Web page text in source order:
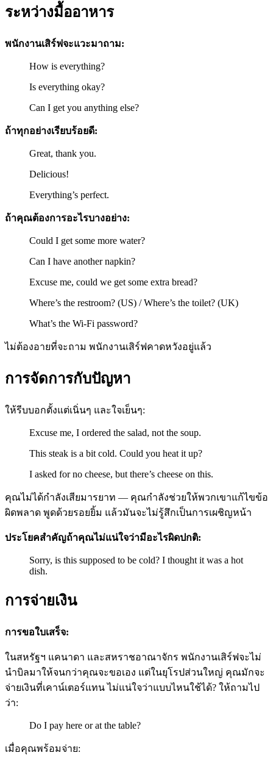
ระหว่างมื้ออาหาร
พนักงานเสิร์ฟจะแวะมาถาม:
How is everything?
Is everything okay?
Can I get you anything else?
ถ้าทุกอย่างเรียบร้อยดี:
Great, thank you.
Delicious!
Everything’s perfect.
ถ้าคุณต้องการอะไรบางอย่าง:
Could I get some more water?
Can I have another napkin?
Excuse me, could we get some extra bread?
Where’s the restroom? (US) / Where’s the toilet? (UK)
What’s the Wi-Fi password?
ไม่ต้องอายที่จะถาม พนักงานเสิร์ฟคาดหวังอยู่แล้ว
การจัดการกับปัญหา
ให้รีบบอกตั้งแต่เนิ่นๆ และใจเย็นๆ:
Excuse me, I ordered the salad, not the soup.
This steak is a bit cold. Could you heat it up?
I asked for no cheese, but there’s cheese on this.
คุณไม่ได้กำลังเสียมารยาท — คุณกำลังช่วยให้พวกเขาแก้ไขข้อ
ผิดพลาด พูดด้วยรอยยิ้ม แล้วมันจะไม่รู้สึกเป็นการเผชิญหน้า
ประโยคสำคัญถ้าคุณไม่แน่ใจว่ามีอะไรผิดปกติ:
Sorry, is this supposed to be cold? I thought it was a hot
dish.
การจ่ายเงิน
การขอใบเสร็จ:
ในสหรัฐฯ แคนาดา และสหราชอาณาจักร พนักงานเสิร์ฟจะไม่
นำบิลมาให้จนกว่าคุณจะขอเอง แต่ในยุโรปส่วนใหญ่ คุณมักจะ
จ่ายเงินที่เคาน์เตอร์แทน ไม่แน่ใจว่าแบบไหนใช้ได้? ให้ถามไป
ว่า:
Do I pay here or at the table?
เมื่อคุณพร้อมจ่าย: